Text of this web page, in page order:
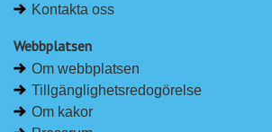
Kontakta oss
Webbplatsen
Om webbplatsen
Tillgänglighetsredogörelse
Om kakor